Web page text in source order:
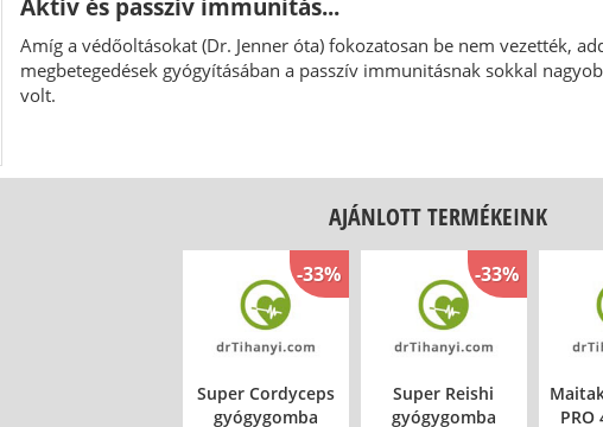
Aktív és passzív immunitás...
Amíg a védőoltásokat (Dr. Jenner óta) fokozatosan be nem vezették,
megbetegedések gyógyításában a passzív immunitásnak sokkal
volt.
AJÁNLOTT TERMÉKEINK
-33%
Super Cordyceps
gyógygomba
-33%
Super Reishi
gyógygomba
PRO